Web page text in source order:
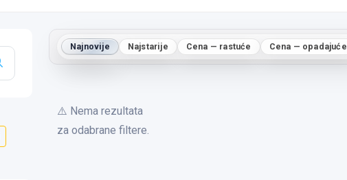
Najnovije Najstarije Cena — rastuće Cena — opadajuće
⚠️ Nema rezultata
za odabrane filtere.